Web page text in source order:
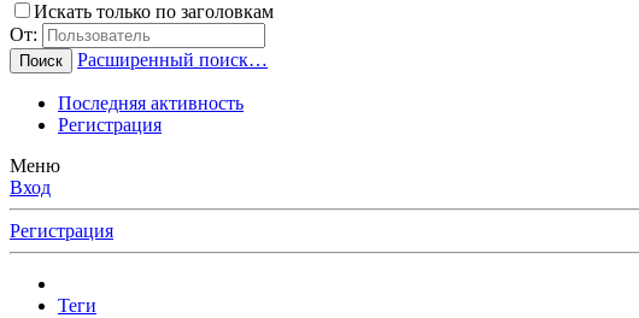
Искать только по заголовкам
От:
Поиск Расширенный поиск…
Последняя активность
Регистрация
Меню
Вход
Регистрация
Теги